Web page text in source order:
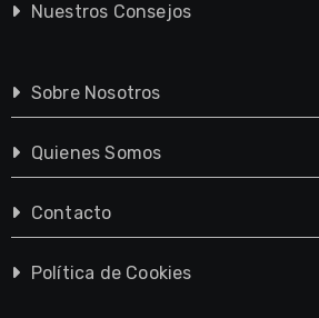
Nuestros Consejos
Sobre Nosotros
Quienes Somos
Contacto
Política de Cookies